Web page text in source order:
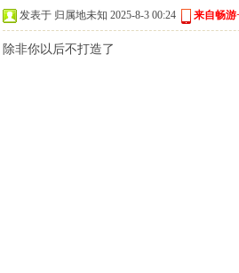
发表于 归属地未知 2025-8-3 00:24 来自畅游
除非你以后不打造了